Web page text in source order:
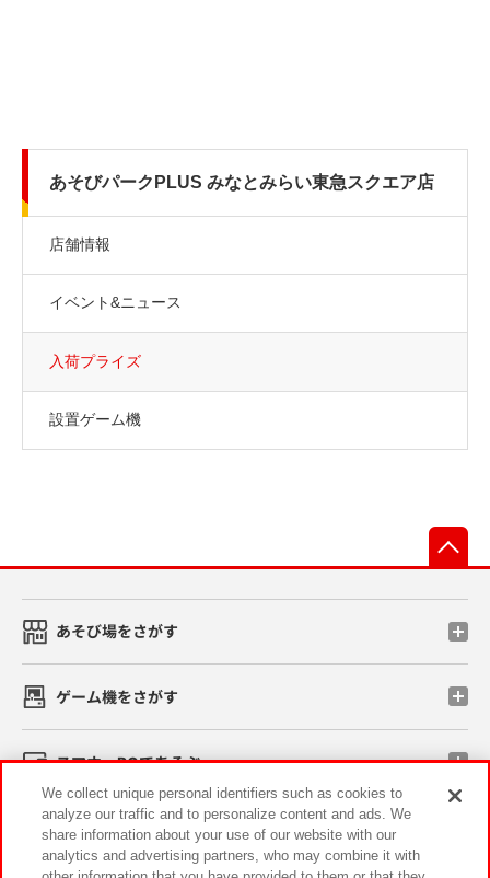
あそびパークPLUS みなとみらい東急スクエア店
店舗情報
イベント&ニュース
入荷プライズ
設置ゲーム機
あそび場をさがす
ゲーム機をさがす
スマホ・PCであそぶ
イベント・キャンペーン
We collect unique personal identifiers such as cookies to
analyze our traffic and to personalize content and ads. We
share information about your use of our website with our
analytics and advertising partners, who may combine it with